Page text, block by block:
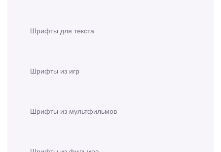
Шрифты для текста
Шрифты из игр
Шрифты из мультфильмов